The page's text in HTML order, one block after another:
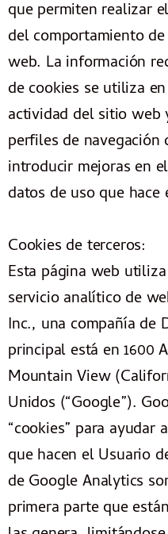
que permiten realizar
del comportamiento
web. La información
de cookies se utiliza
actividad del sitio web
perfiles de
introducir mejoras en
datos de uso que hace
Cookies de terceros:
Esta página web
servicio analítico de
Inc., una compañía de
principal está en 1600
Mountain View
Unidos (“Google”).
“cookies” para
que hacen el Usuario
de Google Analytics
primera parte que